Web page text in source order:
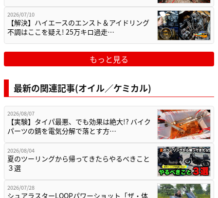
2026/07/10
【解決】ハイエースのエンスト＆アイドリング
不調はここを疑え! 25万キロ過走…
もっと見る
最新の関連記事(オイル／ケミカル)
2026/08/07
【実験】タイパ最悪、でも効果は絶大!? バイク
パーツの錆を電気分解で落とす方…
2026/08/04
夏のツーリングから帰ってきたらやるべきこと
３選
2026/07/28
シュアラスターLOOPパワーショット「ザ・体